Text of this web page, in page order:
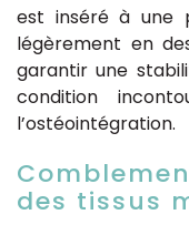
est inséré à une
légèrement en
garantir une
condition
l’ostéointégration.
des tissus